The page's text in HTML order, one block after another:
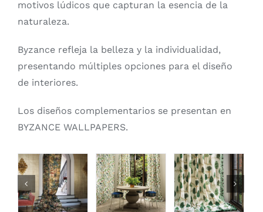
motivos lúdicos que capturan la esencia de la
naturaleza.
Byzance refleja la belleza y la individualidad,
presentando múltiples opciones para el diseño
de interiores.
Los diseños complementarios se presentan en
BYZANCE WALLPAPERS.